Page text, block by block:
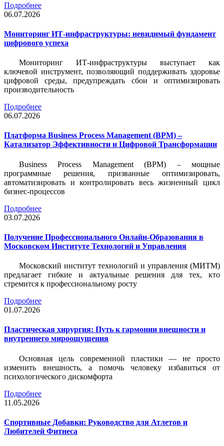
Подробнее
06.07.2026
Мониторинг ИТ-инфраструктуры: невидимый фундамент
цифрового успеха
Мониторинг ИТ-инфраструктуры выступает как
ключевой инструмент, позволяющий поддерживать здоровье
цифровой среды, предупреждать сбои и оптимизировать
производительность
Подробнее
06.07.2026
Платформа Business Process Management (BPM) –
Катализатор Эффективности и Цифровой Трансформации
Business Process Management (BPM) – мощные
программные решения, призванные оптимизировать,
автоматизировать и контролировать весь жизненный цикл
бизнес-процессов
Подробнее
03.07.2026
Получение Профессионального Онлайн-Образования в
Московском Институте Технологий и Управления
Московский институт технологий и управления (МИТМ)
предлагает гибкие и актуальные решения для тех, кто
стремится к профессиональному росту
Подробнее
01.07.2026
Пластическая хирургия: Путь к гармонии внешности и
внутреннего мироощущения
Основная цель современной пластики — не просто
изменить внешность, а помочь человеку избавиться от
психологического дискомфорта
Подробнее
11.05.2026
Спортивные Добавки: Руководство для Атлетов и
Любителей Фитнеса